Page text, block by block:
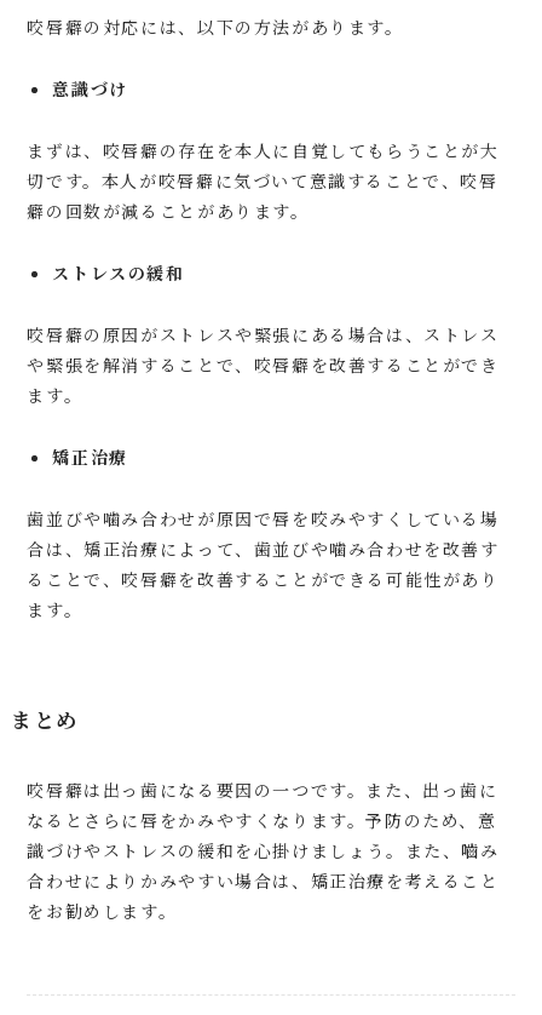
咬唇癖の対応には、以下の方法があります。
意識づけ
まずは、咬唇癖の存在を本人に自覚してもらうことが大
切です。本人が咬唇癖に気づいて意識することで、咬唇
癖の回数が減ることがあります。
ストレスの緩和
咬唇癖の原因がストレスや緊張にある場合は、ストレス
や緊張を解消することで、咬唇癖を改善することができ
ます。
矯正治療
歯並びや噛み合わせが原因で唇を咬みやすくしている場
合は、矯正治療によって、歯並びや噛み合わせを改善す
ることで、咬唇癖を改善することができる可能性があり
ます。
まとめ
咬唇癖は出っ歯になる要因の一つです。また、出っ歯に
なるとさらに唇をかみやすくなります。予防のため、意
識づけやストレスの緩和を心掛けましょう。また、嚙み
合わせによりかみやすい場合は、矯正治療を考えること
をお勧めします。